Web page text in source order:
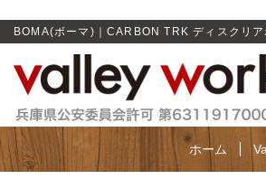
BOMA(ボーマ)｜CARBON TRK ディスクリ
ホーム